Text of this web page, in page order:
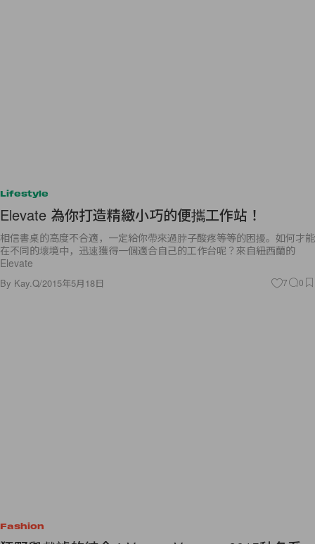
Lifestyle
Elevate 為你打造精緻小巧的便攜工作站！
相信書桌的高度不合適，一定給你帶來過脖子酸疼等等的困擾。如何才能
在不同的壞境中，迅速獲得一個適合自己的工作台呢？來自紐西蘭的
Elevate
By Kay.Q/2015年5月18日 7 0
Fashion